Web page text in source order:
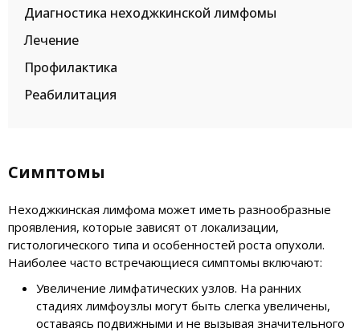
Диагностика неходжкинской лимфомы
Лечение
Профилактика
Реабилитация
Симптомы
Неходжкинская лимфома может иметь разнообразные
проявления, которые зависят от локализации,
гистологического типа и особенностей роста опухоли.
Наиболее часто встречающиеся симптомы включают:
Увеличение лимфатических узлов. На ранних
стадиях лимфоузлы могут быть слегка увеличены,
оставаясь подвижными и не вызывая значительного